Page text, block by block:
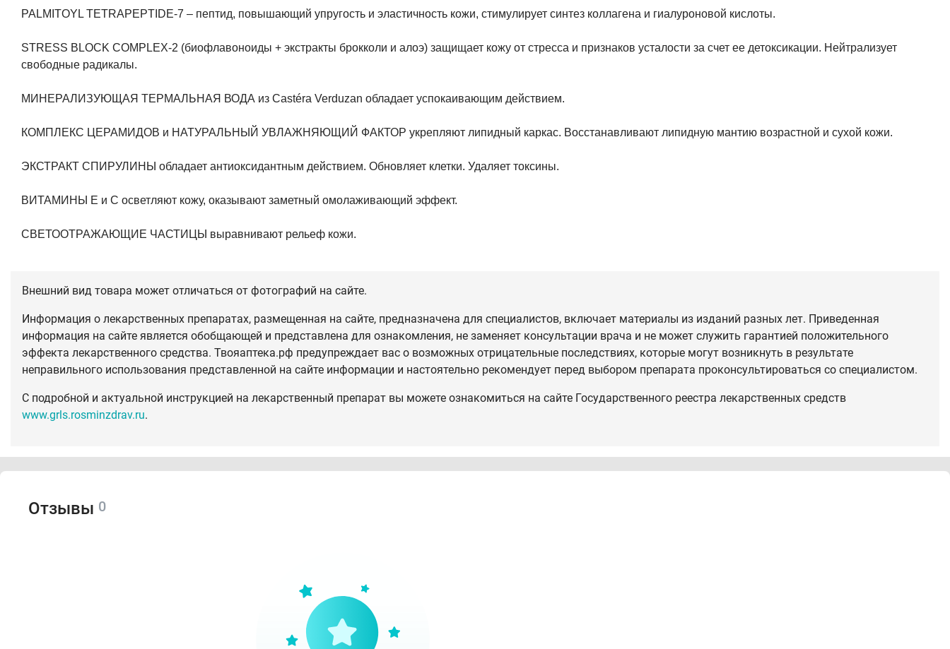
PALMITOYL TETRAPEPTIDE-7 – пептид, повышающий упругость и эластичность кожи, стимулирует синтез коллагена и гиалуроновой кислоты.
STRESS BLOCK COMPLEX-2 (биофлавоноиды + экстракты брокколи и алоэ) защищает кожу от стресса и признаков усталости за счет ее детоксикации. Нейтрализует
свободные радикалы.
МИНЕРАЛИЗУЮЩАЯ ТЕРМАЛЬНАЯ ВОДА из Castéra Verduzan обладает успокаивающим действием.
КОМПЛЕКС ЦЕРАМИДОВ и НАТУРАЛЬНЫЙ УВЛАЖНЯЮЩИЙ ФАКТОР укрепляют липидный каркас. Восстанавливают липидную мантию возрастной и сухой кожи.
ЭКСТРАКТ СПИРУЛИНЫ обладает антиоксидантным действием. Обновляет клетки. Удаляет токсины.
ВИТАМИНЫ Е и С осветляют кожу, оказывают заметный омолаживающий эффект.
СВЕТООТРАЖАЮЩИЕ ЧАСТИЦЫ выравнивают рельеф кожи.
Внешний вид товара может отличаться от фотографий на сайте.
Информация о лекарственных препаратах, размещенная на сайте, предназначена для специалистов, включает материалы из изданий разных лет. Приведенная
информация на сайте является обобщающей и представлена для ознакомления, не заменяет консультации врача и не может служить гарантией положительного
эффекта лекарственного средства. Твояаптека.рф предупреждает вас о возможных отрицательные последствиях, которые могут возникнуть в результате
неправильного использования представленной на сайте информации и настоятельно рекомендует перед выбором препарата проконсультироваться со специалистом.
С подробной и актуальной инструкцией на лекарственный препарат вы можете ознакомиться на сайте Государственного реестра лекарственных средств
www.grls.rosminzdrav.ru.
Отзывы 0